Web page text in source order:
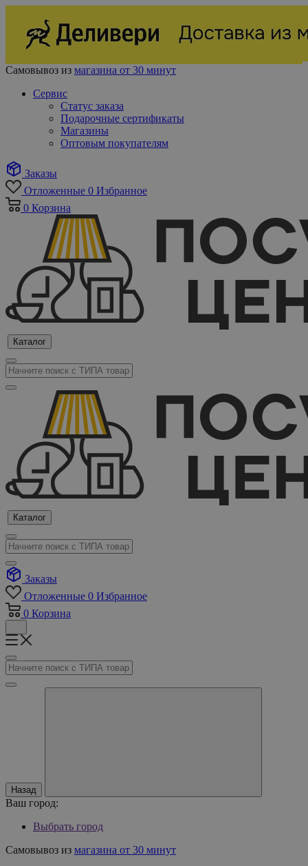
Самовывоз из магазина от 30 минут
Сервис
Статус заказа
Подарочные сертификаты
Магазины
Оптовым покупателям
Заказы
Отложенные 0 Избранное
0 Корзина
Каталог
Каталог
Заказы
Отложенные 0 Избранное
0 Корзина
Назад
Ваш город:
Выбрать город
Самовывоз из магазина от 30 минут